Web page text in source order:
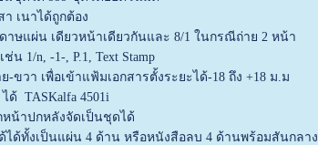
เนาได้ถูกต้อง
าษแผ่น เดียวหน้าเดียวกันและ 8/1 ในกรณีถ่าย 2 หน้า
น 1/n, -1-, P.1, Text Stamp
ขวา เพื่อเข้าแฟ้มเอกสารตั้งระยะได้-18 ถึง +18 ม.ม
ด้ TASKalfa 4501i
หน้าปกหลังจัดเป็นชุดได้
ด้ได้ทั้งเป็นแผ่น 4 ด้าน หรือหนังสือลบ 4 ด้านพร้อมสันกลาง